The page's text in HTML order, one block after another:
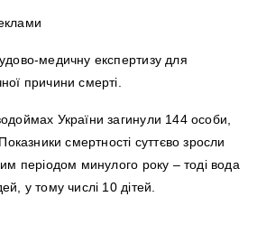
медичну експертизу для
причини смерті.
України загинули 144 особи,
смертності суттєво зросли
періодом минулого року – тоді вода
у тому числі 10 дітей.